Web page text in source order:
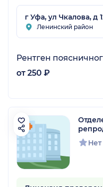
г Уфа, ул Чкалова, д
Ленинский район
Рентген
от 250 ₽